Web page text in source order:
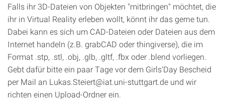
Falls ihr 3D-Dateien von Objekten "mitbringen" möchtet, die
ihr in Virtual Reality erleben wollt, könnt ihr das gerne tun.
Dabei kann es sich um CAD-Dateien oder Dateien aus dem
Internet handeln (z.B. grabCAD oder thingiverse), die im
Format .stp, .stl, .obj, .glb, .gltf, .fbx oder .blend vorliegen.
Gebt dafür bitte ein paar Tage vor dem Girls'Day Bescheid
per Mail an Lukas.Steiert@iat.uni-stuttgart.de und wir
richten einen Upload-Ordner ein.